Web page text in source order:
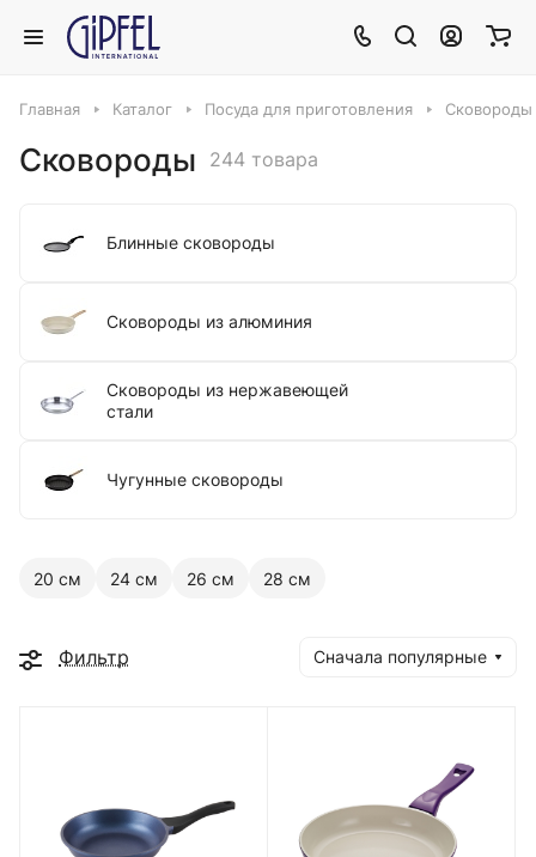
Главная Каталог Посуда для приготовления Сковороды
Сковороды 244 товара
Блинные сковороды
Сковороды из алюминия
Сковороды из нержавеющей
стали
Чугунные сковороды
20 см 24 см 26 см 28 см
Фильтр Сначала популярные